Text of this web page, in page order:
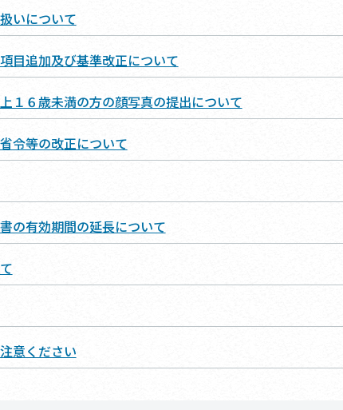
いについて
目追加及び基準改正について
１６歳未満の方の顔写真の提出について
令等の改正について
の有効期間の延長について
意ください